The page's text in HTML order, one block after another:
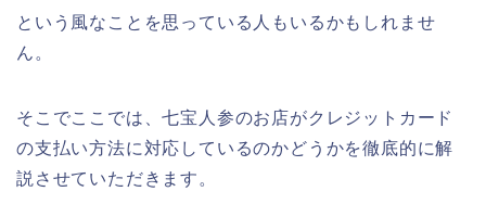
という風なことを思っている人もいるかもしれませ
ん。
そこでここでは、七宝人参のお店がクレジットカード
の支払い方法に対応しているのかどうかを徹底的に解
説させていただきます。